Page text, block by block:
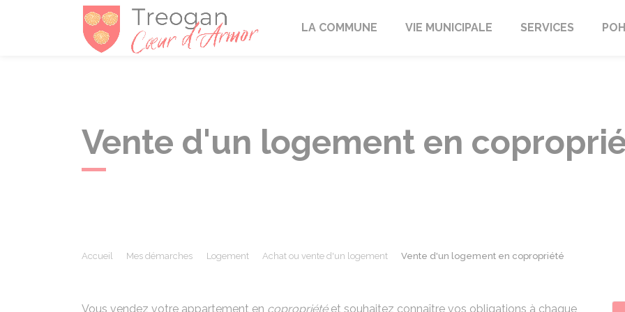
TréoganLA COMMUNE VIE MUNICIPALE SERVICES
Vente d'un logement en
Accueil Mes démarches Logement Achat ou vente d'un logement Vente d'un logement en copropriété
Vous vendez votre appartement en copropriétéet souhaitez connaître vos obligations à chaque